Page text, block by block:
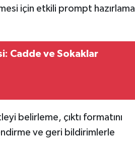
için etkili prompt hazırlama
Cadde ve Sokaklar
belirleme, çıktı formatını
ve geri bildirimlerle